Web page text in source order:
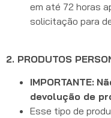
em até 72 horas
solicitação para
2. PRODUTOS
IMPORTANTE:
devolução de
Esse tipo de